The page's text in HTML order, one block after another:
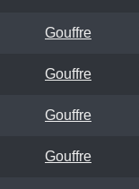
Gouffre
Gouffre
Gouffre
Gouffre